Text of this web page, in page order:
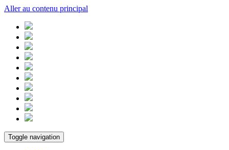
Aller au contenu principal
Toggle navigation